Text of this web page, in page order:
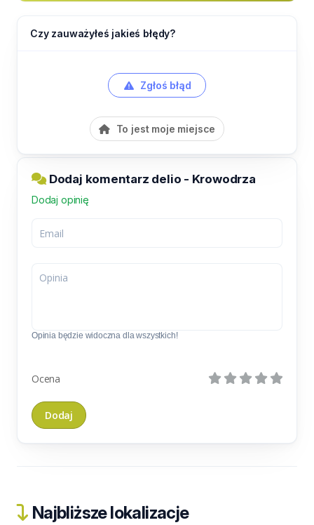
Czy zauważyłeś jakieś błędy?
Zgłoś błąd
To jest moje miejsce
Dodaj komentarz delio - Krowodrza
Dodaj opinię
Opinia będzie widoczna dla wszystkich!
Ocena
Najbliższe lokalizacje